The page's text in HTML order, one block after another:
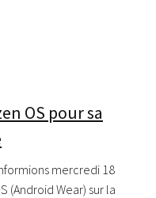
OS pour sa
mercredi 18
(Android Wear) sur la